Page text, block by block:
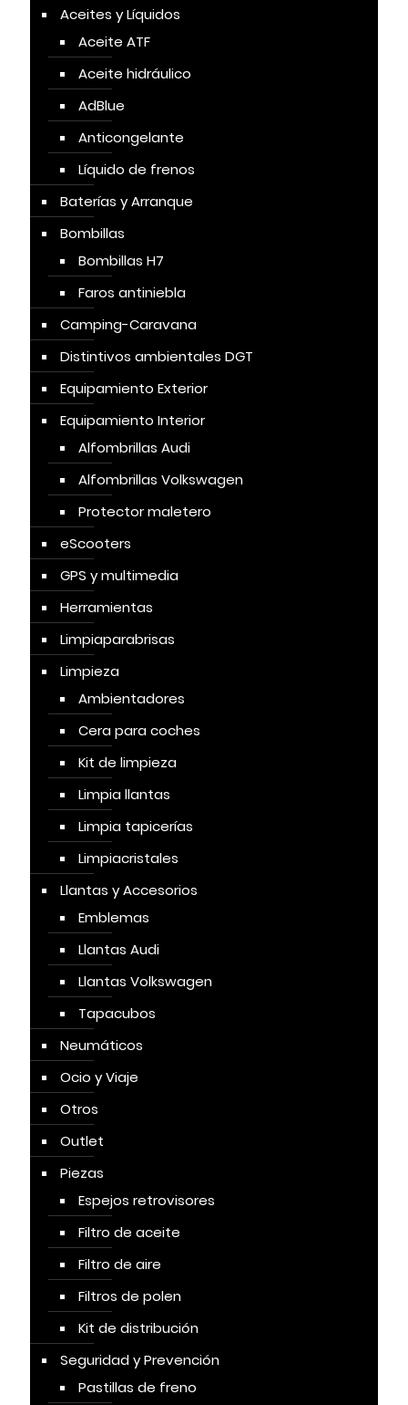
Aceites y Líquidos
Aceite ATF
Aceite hidráulico
AdBlue
Anticongelante
Líquido de frenos
Baterías y Arranque
Bombillas
Bombillas H7
Faros antiniebla
Camping-Caravana
Distintivos ambientales DGT
Equipamiento Exterior
Equipamiento Interior
Alfombrillas Audi
Alfombrillas Volkswagen
Protector maletero
eScooters
GPS y multimedia
Herramientas
Limpiaparabrisas
Limpieza
Ambientadores
Cera para coches
Kit de limpieza
Limpia llantas
Limpia tapicerías
Limpiacristales
Llantas y Accesorios
Emblemas
Llantas Audi
Llantas Volkswagen
Tapacubos
Neumáticos
Ocio y Viaje
Otros
Outlet
Piezas
Espejos retrovisores
Filtro de aceite
Filtro de aire
Filtros de polen
Kit de distribución
Seguridad y Prevención
Pastillas de freno